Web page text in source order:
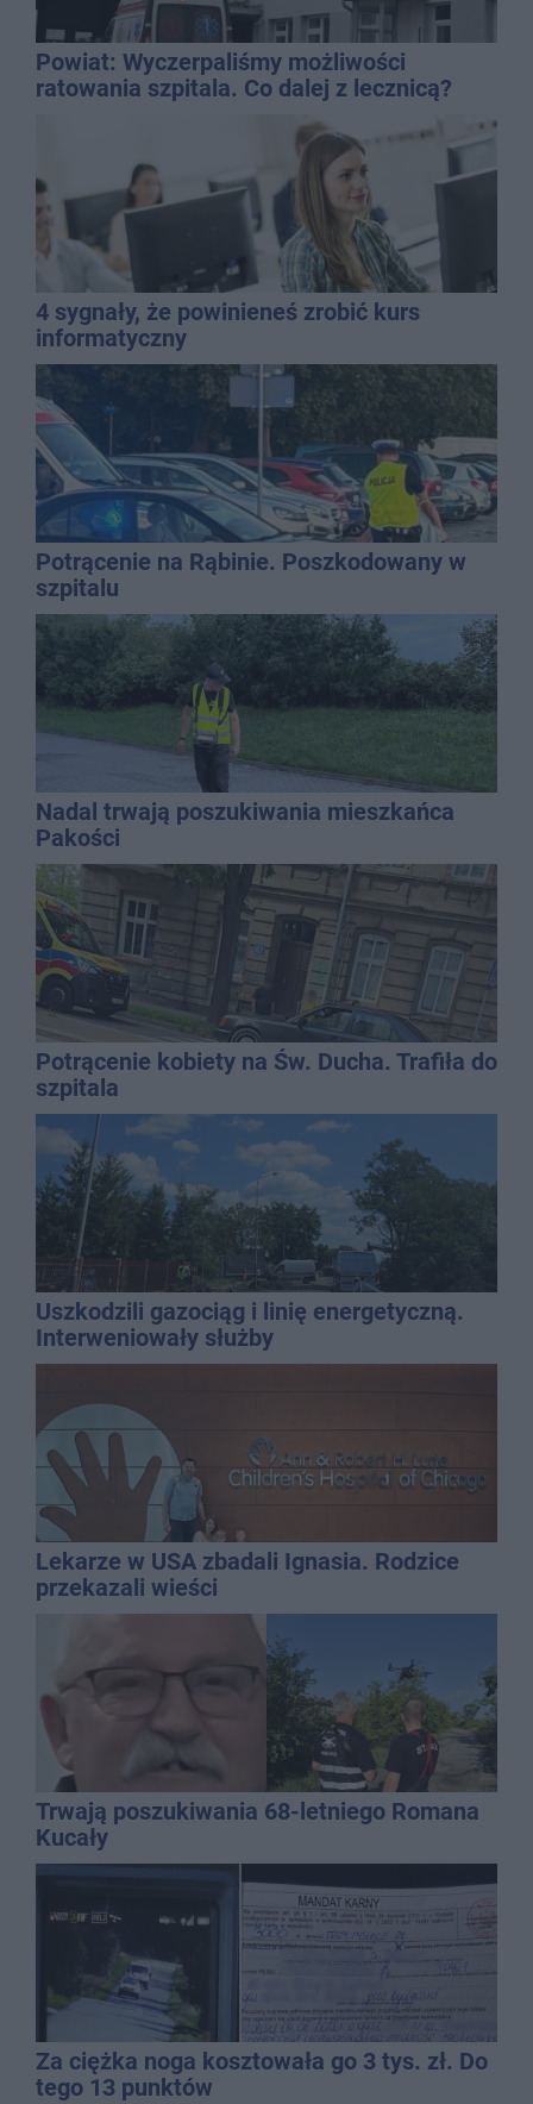
Powiat: Wyczerpaliśmy możliwości
ratowania szpitala. Co dalej z lecznicą?
4 sygnały, że powinieneś zrobić kurs
informatyczny
Potrącenie na Rąbinie. Poszkodowany w
szpitalu
Nadal trwają poszukiwania mieszkańca
Pakości
Potrącenie kobiety na Św. Ducha. Trafiła do
szpitala
Uszkodzili gazociąg i linię energetyczną.
Interweniowały służby
Lekarze w USA zbadali Ignasia. Rodzice
przekazali wieści
Trwają poszukiwania 68-letniego Romana
Kucały
Za ciężka noga kosztowała go 3 tys. zł. Do
tego 13 punktów